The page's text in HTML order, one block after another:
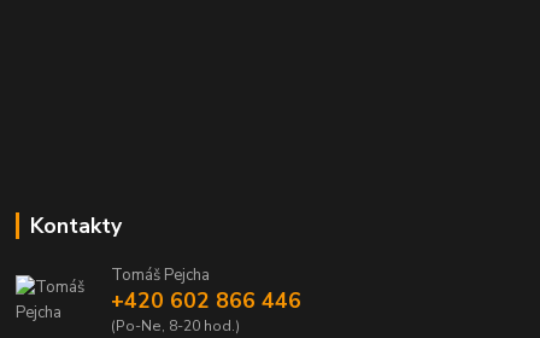
Kontakty
Tomáš Pejcha
+420 602 866 446
(Po-Ne, 8-20 hod.)